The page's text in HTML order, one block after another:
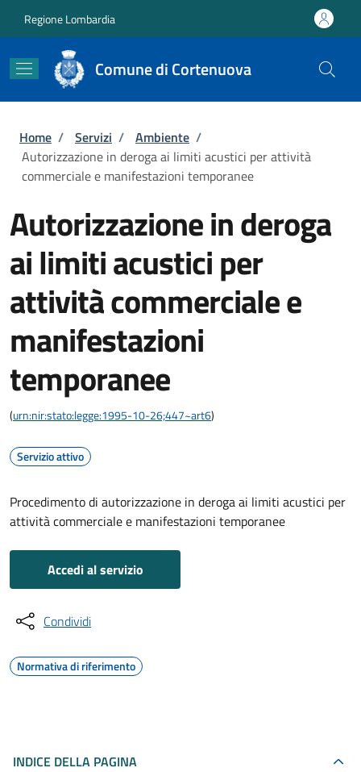
Regione Lombardia
Comune di Cortenuova
Briciole di pane
Home / Servizi / Ambiente /
Autorizzazione in deroga ai limiti acustici per attività
commerciale e manifestazioni temporanee
Autorizzazione in deroga
ai limiti acustici per
attività commerciale e
manifestazioni
temporanee
(urn:nir:stato:legge:1995-10-26;447~art6)
Servizio attivo
Procedimento di autorizzazione in deroga ai limiti acustici per
attività commerciale e manifestazioni temporanee
Accedi al servizio
Condividi
Normativa di riferimento
INDICE DELLA PAGINA